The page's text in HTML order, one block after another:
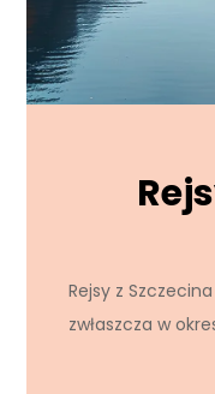
Rejsy z
zwłaszcza w